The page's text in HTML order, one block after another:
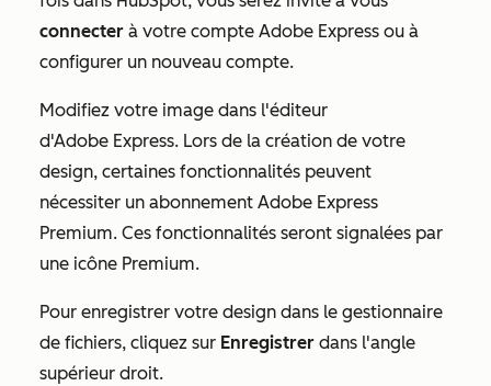
connecter à votre compte Adobe Express ou à
configurer un nouveau compte.
Modifiez votre image dans l'éditeur
d'Adobe Express. Lors de la création de votre
design, certaines fonctionnalités peuvent
nécessiter un abonnement Adobe Express
Premium. Ces fonctionnalités seront signalées par
une icône Premium.
Pour enregistrer votre design dans le gestionnaire
de fichiers, cliquez sur Enregistrer dans l'angle
supérieur droit.